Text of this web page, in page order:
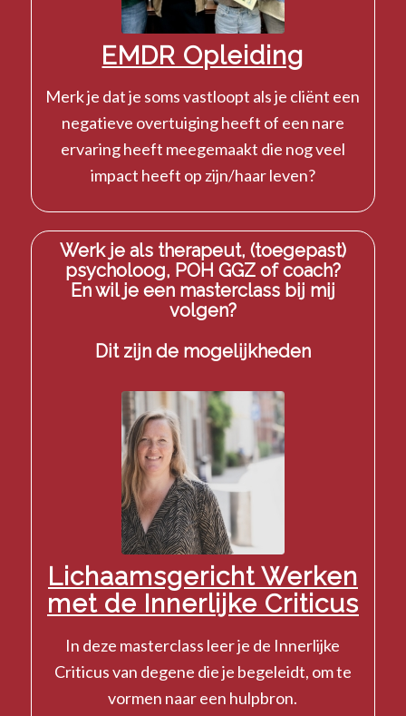
EMDR Opleiding
Merk je dat je soms vastloopt als je cliënt een
negatieve overtuiging heeft of een nare
ervaring heeft meegemaakt die nog veel
impact heeft op zijn/haar leven?
Werk je als therapeut, (toegepast)
psycholoog, POH GGZ of coach?
En wil je een masterclass bij mij
volgen?
Dit zijn de mogelijkheden
Lichaamsgericht Werken
met de Innerlijke Criticus
In deze masterclass leer je de Innerlijke
Criticus van degene die je begeleidt, om te
vormen naar een hulpbron.